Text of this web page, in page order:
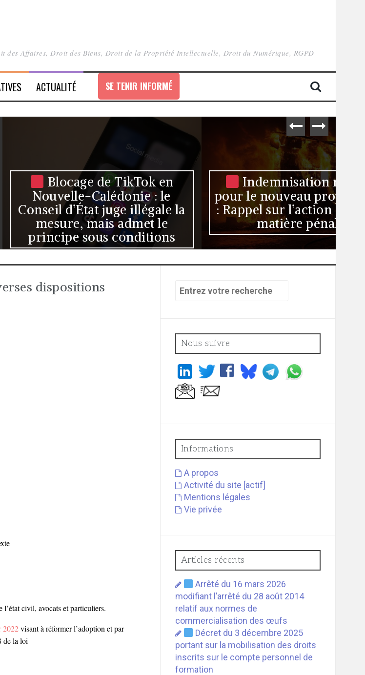
Affaires, Droit des Biens, Droit de la Propriété Intellectuelle, Droit du Numérique, RGPD
ACTUALITÉ
de TikTok en
Calédonie : le
juge illégale la
mais admet le
sous conditions
Indemnisation refusée
pour le nouveau propriétaire
: Rappel sur l’action civile en
matière pénale
dispositions
civil, avocats et particuliers.
2022visant à réformer l’adoption et par
de la loi
Recherche
Nous suivre
Informations
A propos
Activité du site [actif]
Mentions légales
Vie privée
Articles récents
Arrêté du 16 mars 2026
modifiant l’arrêté du 28 août 2014
relatif aux normes de
commercialisation des œufs
Décret du 3 décembre 2025
portant sur la mobilisation des droits
inscrits sur le compte personnel de
formation